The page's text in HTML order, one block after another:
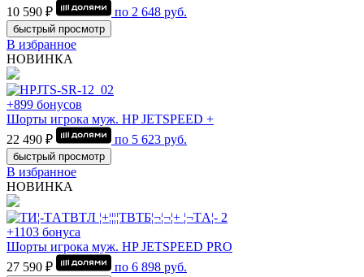
10 590 ₽
по 2 648 руб.
быстрый просмотр
В избранное
НОВИНКА
+899 бонусов
Шорты игрока муж. HP JETSPEED +
22 490 ₽
по 5 623 руб.
быстрый просмотр
В избранное
НОВИНКА
+1103 бонуса
Шорты игрока муж. HP JETSPEED PRO
27 590 ₽
по 6 898 руб.